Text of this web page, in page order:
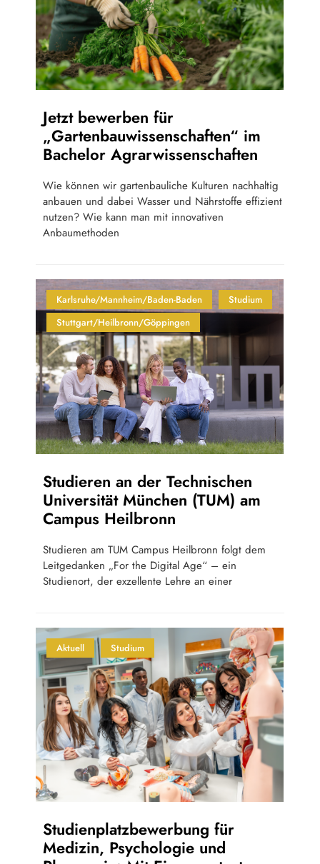
Jetzt bewerben für
„Gartenbauwissenschaften“ im
Bachelor Agrarwissenschaften
Wie können wir gartenbauliche Kulturen nachhaltig
anbauen und dabei Wasser und Nährstoffe effizient
nutzen? Wie kann man mit innovativen
Anbaumethoden
Karlsruhe/Mannheim/Baden-Baden
Studium
Stuttgart/Heilbronn/Göppingen
Studieren an der Technischen
Universität München (TUM) am
Campus Heilbronn
Studieren am TUM Campus Heilbronn folgt dem
Leitgedanken „For the Digital Age“ – ein
Studienort, der exzellente Lehre an einer
Aktuell Studium
Studienplatzbewerbung für
Medizin, Psychologie und